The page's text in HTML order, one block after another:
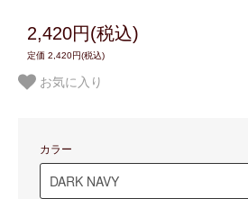
2,420円(税込)
定価 2,420円(税込)
お気に入り
カラー